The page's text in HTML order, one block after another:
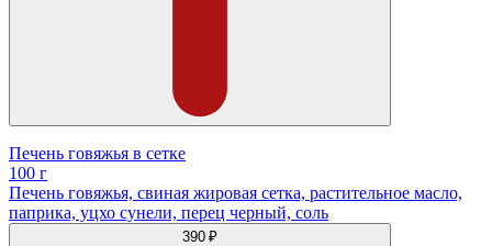
Печень говяжья в сетке
100 г
Печень говяжья, свиная жировая сетка, растительное масло,
паприка, уцхо сунели, перец черный, соль
390 ₽